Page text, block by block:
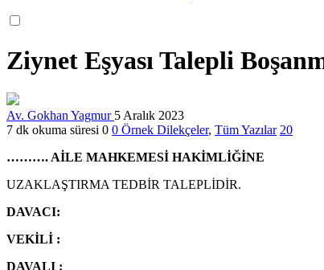
Ziynet Eşyası Talepli
Av. Gokhan Yagmur 5 Aralık 2023
7 dk okuma süresi 0 0 Örnek Dilekçeler, Tüm Yazılar 20
………. AİLE MAHKEMESİ HAKİMLİĞİNE
UZAKLAŞTIRMA TEDBİR TALEPLİDİR.
DAVACI:
VEKİLİ :
DAVALI :